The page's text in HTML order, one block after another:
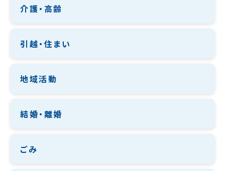
介護・高齢
引越・住まい
地域活動
結婚・離婚
ごみ